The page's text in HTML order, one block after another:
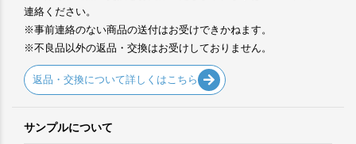
連絡ください。
※事前連絡のない商品の送付はお受けできかねます。
※不良品以外の返品・交換はお受けしておりません。
返品・交換について詳しくはこちら
サンプルについて